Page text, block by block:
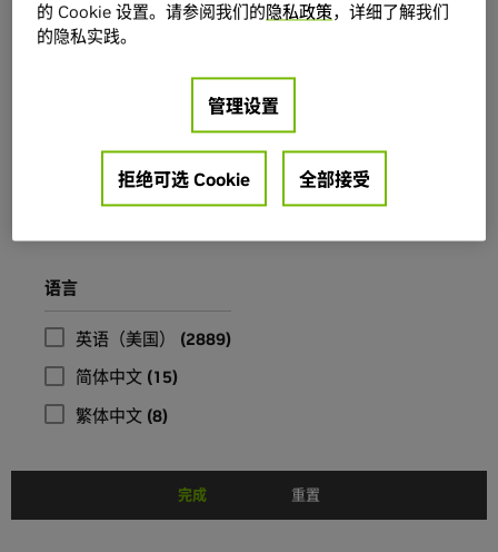
Talk (2117
116)
Episode (93)
Training Lab (84)
2023 (20)
语言
英语（美国） (2889)
简体中文 (15)
繁体中文 (8)
完成 重置
的 Cookie 设置。请参阅我们的隐私政策，详细了解我们
的隐私实践。
管理设置
拒绝可选 Cookie 全部接受